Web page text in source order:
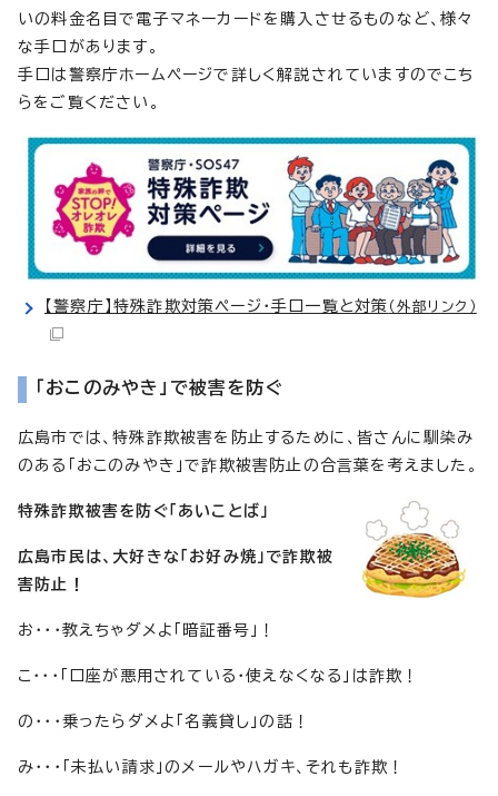
いの料金名目で電子マネーカードを購入させるものなど、様々
な手口があります。
手口は警察庁ホームページで詳しく解説されていますのでこち
らをご覧ください。
【警察庁】特殊詐欺対策ページ・手口一覧と対策 （外部リンク）
「おこのみやき」で被害を防ぐ
広島市では、特殊詐欺被害を防止するために、皆さんに馴染み
のある「おこのみやき」で詐欺被害防止の合言葉を考えました。
特殊詐欺被害を防ぐ「あいことば」
広島市民は、大好きな「お好み焼」で詐欺被
害防止！
お・・・教えちゃダメよ「暗証番号」！
こ・・・「口座が悪用されている・使えなくなる」は詐欺！
の・・・乗ったらダメよ「名義貸し」の話！
み・・・「未払い請求」のメールやハガキ、それも詐欺！